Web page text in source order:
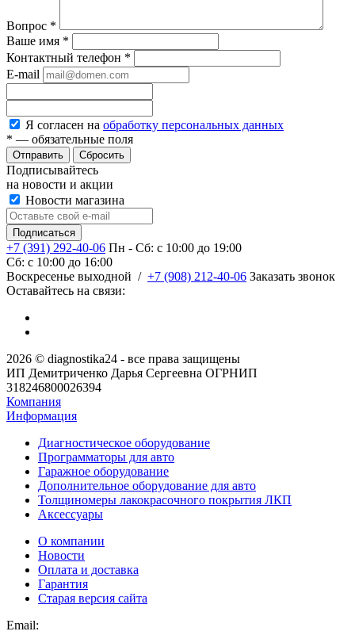
Вопрос *
Ваше имя *
Контактный телефон *
E-mail
Я согласен на обработку персональных данных
* — обязательные поля
Сбросить
Подписывайтесь
на новости и акции
Новости магазина
+7 (391) 292-40-06 Пн - Сб: c 10:00 до 19:00
Сб: c 10:00 до 16:00
​Воскресенье выходной / +7 (908) 212-40-06 Заказать звонок
Оставайтесь на связи:
2026 © diagnostika24 - все права защищены
ИП Демитриченко Дарья Сергеевна ОГРНИП
318246800026394
Компания
Информация
Диагностическое оборудование
Программаторы для авто
Гаражное оборудование
Дополнительное оборудование для авто
Толщиномеры лакокрасочного покрытия ЛКП
Аксессуары
О компании
Новости
Оплата и доставка
Гарантия
Старая версия сайта
Email: